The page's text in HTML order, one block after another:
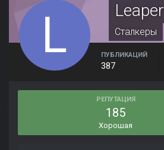
Leaper
Сталкеры
ПУБЛИКАЦИЙ
387
РЕПУТАЦИЯ
185
Хорошая